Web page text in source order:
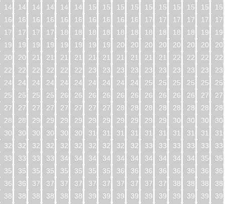
144
145 146 147 148 149 150 151 152 153 154 155 156 157 158
160
161 162 163 164 165 166 167 168 169 170 171 172 173 174
176
177 178 179 180 181 182 183 184 185 186 187 188 189 190
192
193 194 195 196 197 198 199 200 201 202 203 204 205 206
208
209 210 211 212 213 214 215 216 217 218 219 220 221 222
224
225 226 227 228 229 230 231 232 233 234 235 236 237 238
240
241 242 243 244 245 246 247 248 249 250 251 252 253 254
256
257 258 259 260 261 262 263 264 265 266 267 268 269 270
272
273 274 275 276 277 278 279 280 281 282 283 284 285 286
288
289 290 291 292 293 294 295 296 297 298 299 300 301 302
304
305 306 307 308 309 310 311 312 313 314 315 316 317 318
320
321 322 323 324 325 326 327 328 329 330 331 332 333 334
336
337 338 339 340 341 342 343 344 345 346 347 348 349 350
352
353 354 355 356 357 358 359 360 361 362 363 364 365 366
368
369 370 371 372 373 374 375 376 377 378 379 380 381 382
384
385 386 387 388 389 390 391 392 393 394 395 396 397 398